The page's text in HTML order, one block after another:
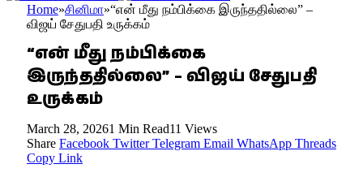
Home»சினிமா»“என் மீது நம்பிக்கை இருந்ததில்லை” –
விஜய் சேதுபதி உருக்கம்
“என் மீது நம்பிக்கை
இருந்ததில்லை” – விஜய் சேதுபதி
உருக்கம்
March 28, 20261 Min Read11 Views
Share Facebook Twitter Telegram Email WhatsApp Threads
Copy Link